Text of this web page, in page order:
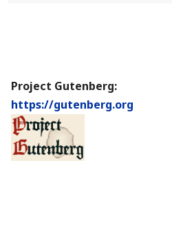
Project Gutenberg:
https://gutenberg.org